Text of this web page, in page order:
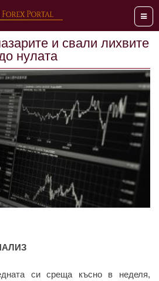
Меню
и свали лихвите
нулата
си среща късно в неделя,